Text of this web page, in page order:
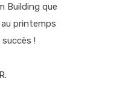
Building que
printemps
!